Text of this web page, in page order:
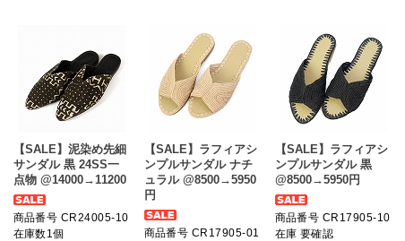
【SALE】泥染め先細
サンダル 黒 24SS一
点物 @14000→11200
商品番号 CR24005-10
在庫数1個
【SALE】ラフィアシ
ンプルサンダル ナチ
ュラル @8500→5950
円
商品番号 CR17905-01
【SALE】ラフィアシ
ンプルサンダル 黒
@8500→5950円
商品番号 CR17905-10
在庫 要確認